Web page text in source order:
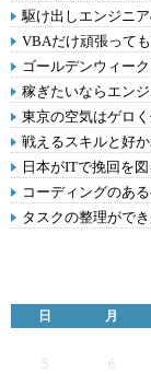
駆け出しエンジニ
VBAだけ頑張って
ゴールデンウィー
稼ぎたいならエン
東京の空気はゲロく
戦えるスキルと好
日本がITで挽回を
コーディングのあ
タスクの整理がで
日 月
5
6